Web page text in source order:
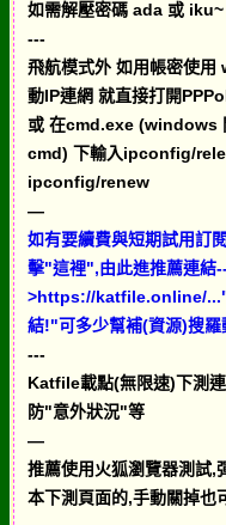
如需解壓密碼 ada 或 iku~
---
飛航模式外 如用帳密使
動IP連網 就直接打開
或 在cmd.exe (windows
cmd) 下輸入ipconfig/
ipconfig/renew
—
如有要續費與短期試用訂
擊"這裡",由此進推薦連結
>https://katfile.online/
結!"可多少幫補(資源)搜
---
Katfile載點(無限速)下測
防"意外狀況"等
—
推薦使用火狐瀏覽器測試,
本下測頁面的,手動關掉也